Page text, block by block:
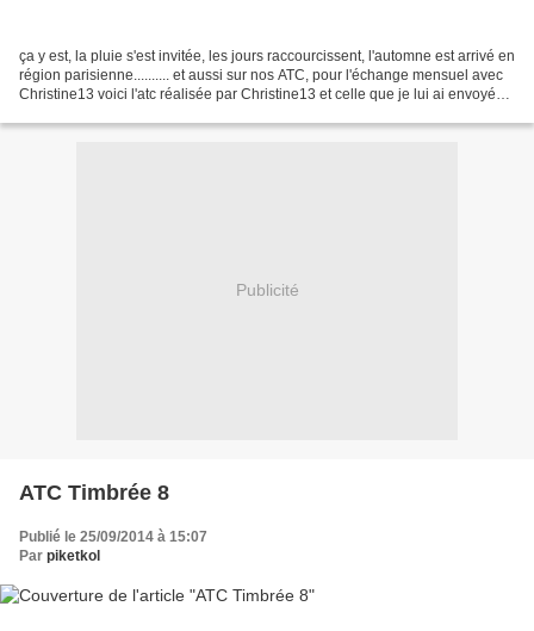
ça y est, la pluie s'est invitée, les jours raccourcissent, l'automne est arrivé en
région parisienne.......... et aussi sur nos ATC, pour l'échange mensuel avec
Christine13 voici l'atc réalisée par Christine13 et celle que je lui ai envoyée,
Publicité
ATC Timbrée 8
Publié le 25/09/2014 à 15:07
Par piketkol